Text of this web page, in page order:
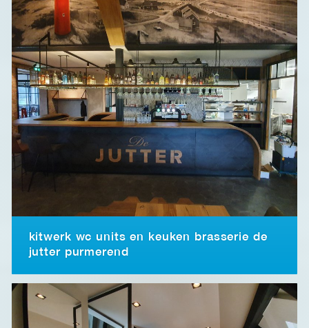
kitwerk wc units en keuken brasserie de
jutter purmerend